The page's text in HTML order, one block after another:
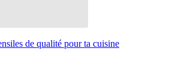
de qualité pour ta cuisine